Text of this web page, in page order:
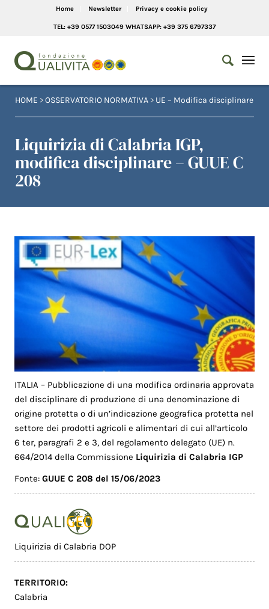
Home Newsletter Privacy e cookie policy
TEL: +39 0577 1503049 WHATSAPP: +39 375 6797337
HOME >OSSERVATORIO NORMATIVA > UE – Modifica disciplinare
Liquirizia di Calabria IGP,
modifica disciplinare – GUUE C
208
ITALIA – Pubblicazione di una modifica ordinaria approvata
del disciplinare di produzione di una denominazione di
origine protetta o di un’indicazione geografica protetta nel
settore dei prodotti agricoli e alimentari di cui all’articolo
6 ter, paragrafi 2 e 3, del regolamento delegato (UE) n.
664/2014 della Commissione Liquirizia di Calabria IGP
Fonte:GUUE C 208 del 15/06/2023
Liquirizia di Calabria DOP
TERRITORIO:
Calabria